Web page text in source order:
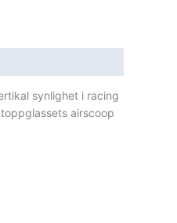
synlighet i racing
airscoop